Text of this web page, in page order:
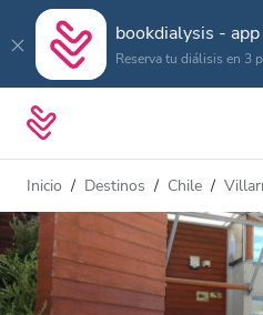
bookdialysis -
Reserva tu diálisis en 3
Inicio Destinos Chile